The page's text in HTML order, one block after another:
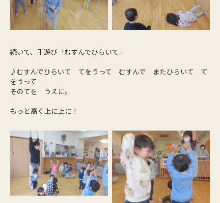
続いて、手遊び「むすんでひらいて」
♪むすんでひらいて てをうって むすんで またひらいて て
をうって
そのてを うえに。
もっと高く上に上に！